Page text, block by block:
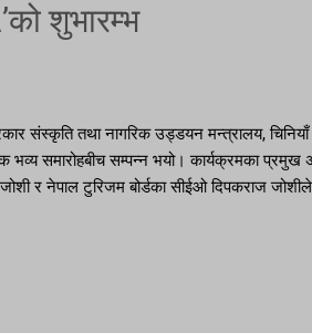
शुभारम्भ
संस्कृति तथा नागरिक उड्डयन मन्त्रालय, चिनियाँ
भव्य समारोहबीच सम्पन्न भयो। कार्यक्रमका प्रमुख
र नेपाल टुरिजम बोर्डका सीईओ दिपकराज जोशीले